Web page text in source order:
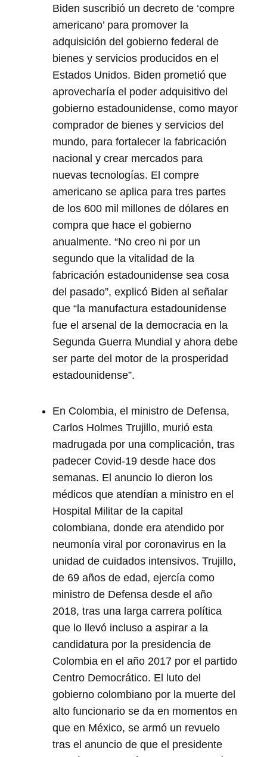
Biden suscribió un decreto de ‘compre
americano’ para promover la
adquisición del gobierno federal de
bienes y servicios producidos en el
Estados Unidos. Biden prometió que
aprovecharía el poder adquisitivo del
gobierno estadounidense, como mayor
comprador de bienes y servicios del
mundo, para fortalecer la fabricación
nacional y crear mercados para
nuevas tecnologías. El compre
americano se aplica para tres partes
de los 600 mil millones de dólares en
compra que hace el gobierno
anualmente. “No creo ni por un
segundo que la vitalidad de la
fabricación estadounidense sea cosa
del pasado”, explicó Biden al señalar
que “la manufactura estadounidense
fue el arsenal de la democracia en la
Segunda Guerra Mundial y ahora debe
ser parte del motor de la prosperidad
estadounidense”.
En Colombia, el ministro de Defensa,
Carlos Holmes Trujillo, murió esta
madrugada por una complicación, tras
padecer Covid-19 desde hace dos
semanas. El anuncio lo dieron los
médicos que atendían a ministro en el
Hospital Militar de la capital
colombiana, donde era atendido por
neumonía viral por coronavirus en la
unidad de cuidados intensivos. Trujillo,
de 69 años de edad, ejercía como
ministro de Defensa desde el año
2018, tras una larga carrera política
que lo llevó incluso a aspirar a la
candidatura por la presidencia de
Colombia en el año 2017 por el partido
Centro Democrático. El luto del
gobierno colombiano por la muerte del
alto funcionario se da en momentos en
que en México, se armó un revuelo
tras el anuncio de que el presidente